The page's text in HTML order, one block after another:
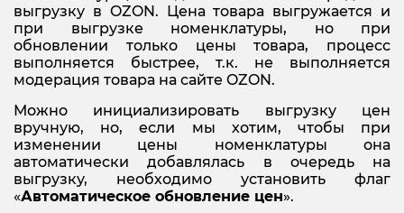
выгрузку в OZON. Цена товара выгружается и
при выгрузке номенклатуры, но при
обновлении только цены товара, процесс
выполняется быстрее, т.к. не выполняется
модерация товара на сайте OZON.
Можно инициализировать выгрузку цен
вручную, но, если мы хотим, чтобы при
изменении цены номенклатуры она
автоматически добавлялась в очередь на
выгрузку, необходимо установить флаг
«Автоматическое обновление цен».